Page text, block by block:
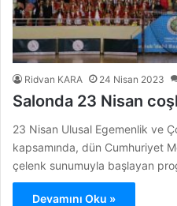
Ridvan KARA 24 Nisan 2023
Salonda 23 Nisan
23 Nisan Ulusal Egemenlik ve
kapsamında, dün Cumhuriyet
çelenk sunumuyla başlayan
Devamını Oku »